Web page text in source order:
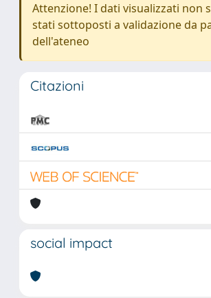
Attenzione! I dati visualizzati non
stati sottoposti a validazione da
dell'ateneo
Citazioni
social impact